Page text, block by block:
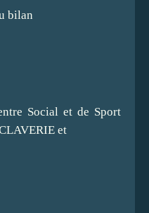
bilan
Social et de Sport
et